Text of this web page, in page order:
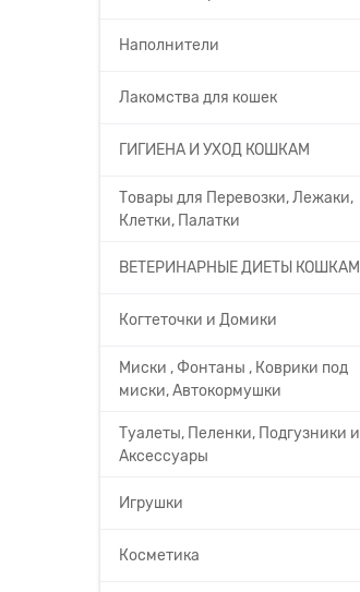
Наполнители
Лакомства для кошек
ГИГИЕНА И УХОД КОШКАМ
Товары для Перевозки, Лежаки,
Клетки, Палатки
ВЕТЕРИНАРНЫЕ ДИЕТЫ КОШКАМ
Когтеточки и Домики
Миски , Фонтаны , Коврики под
миски, Автокормушки
Туалеты, Пеленки, Подгузники и
Аксессуары
Игрушки
Косметика